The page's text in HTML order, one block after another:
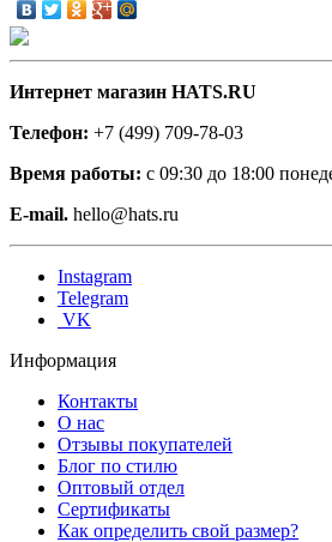
Интернет магазин HATS.RU
Телефон: +7 (499) 709-78-03
Время работы: с 09:30 до 18:00
E-mail. hello@hats.ru
Instagram
Telegram
VK
Информация
Контакты
О нас
Отзывы покупателей
Блог по стилю
Оптовый отдел
Сертификаты
Как определить свой размер?